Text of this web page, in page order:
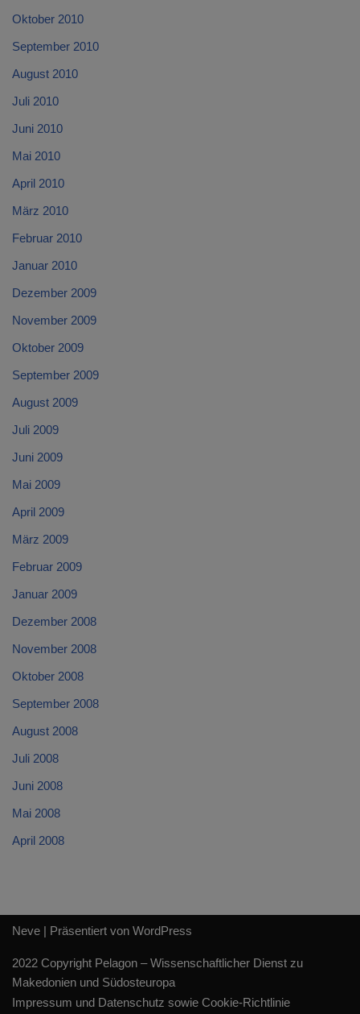
Oktober 2010
September 2010
August 2010
Juli 2010
Juni 2010
Mai 2010
April 2010
März 2010
Februar 2010
Januar 2010
Dezember 2009
November 2009
Oktober 2009
September 2009
August 2009
Juli 2009
Juni 2009
Mai 2009
April 2009
März 2009
Februar 2009
Januar 2009
Dezember 2008
November 2008
Oktober 2008
September 2008
August 2008
Juli 2008
Juni 2008
Mai 2008
April 2008
Neve | Präsentiert von WordPress
2022 Copyright Pelagon – Wissenschaftlicher Dienst zu
Makedonien und Südosteuropa
Impressum und Datenschutz sowie Cookie-Richtlinie